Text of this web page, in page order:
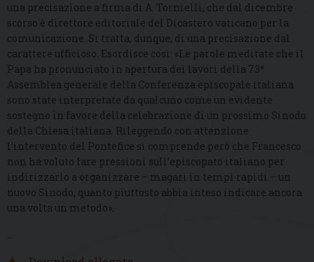
una precisazione a firma di A. Tornielli, che dal dicembre
scorso è direttore editoriale del Dicastero vaticano per la
comunicazione. Si tratta, dunque, di una precisazione dal
carattere ufficioso. Esordisce così: «Le parole meditate che il
Papa ha pronunciato in apertura dei lavori della 73ª
Assemblea generale della Conferenza episcopale italiana
sono state interpretate da qualcuno come un evidente
sostegno in favore della celebrazione di un prossimo Sinodo
della Chiesa italiana. Rileggendo con attenzione
l’intervento del Pontefice si comprende però che Francesco
non ha voluto fare pressioni sull’episcopato italiano per
indirizzarlo a organizzare – magari in tempi rapidi – un
nuovo Sinodo, quanto piuttosto abbia inteso indicare ancora
una volta un metodo».
…